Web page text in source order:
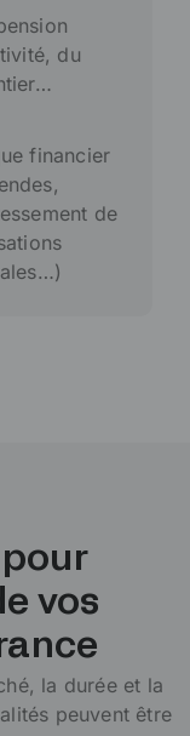
du
financier
de
vos
la durée et la
peuvent être